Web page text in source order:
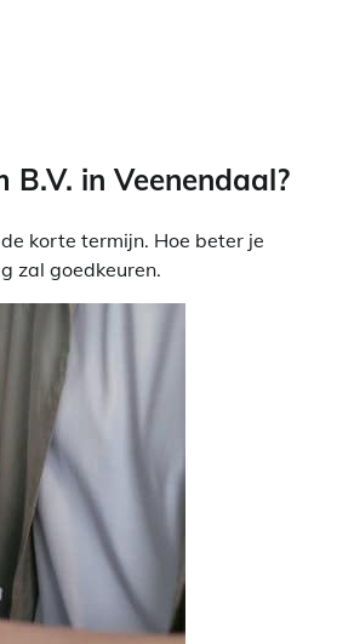
in Veenendaal?
korte termijn. Hoe beter je
zal goedkeuren.